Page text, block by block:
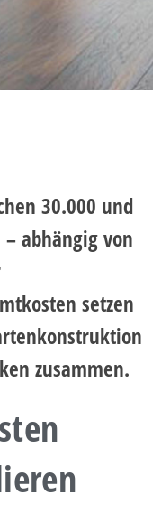
30.000 und
– abhängig von
setzen
zusammen.